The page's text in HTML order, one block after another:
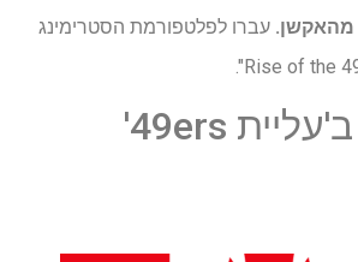
עברו לפלטפורמת הסטרימינג
איך לצפות ב'עליית 49ers'